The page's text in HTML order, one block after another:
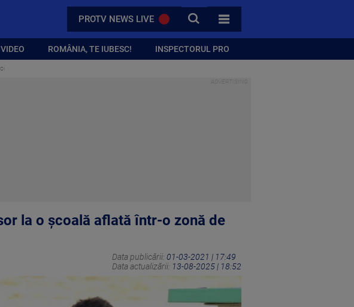
PROTV NEWS LIVE CAUTA
TOATE CATEGORIILE
VIDEO ROMÂNIA, TE IUBESC! INSPECTORUL PRO
la o școală aflată într-o zonă de
Data publicării: 01-03-2021 | 17:49
Data actualizării: 13-08-2025 | 18:52